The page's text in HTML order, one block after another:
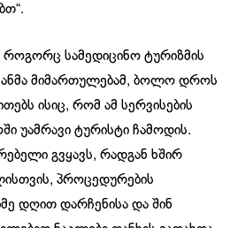
როგორც სამედიცინო ტურიზმის
მიმართულებამ, ბოლო დროს
ისიც, რომ ამ სერვისების
უამრავი ტურისტი ჩამოდის.
გვყავს, რადგან ხშირ
პროცედურების
დღით დარჩენისა და შინ